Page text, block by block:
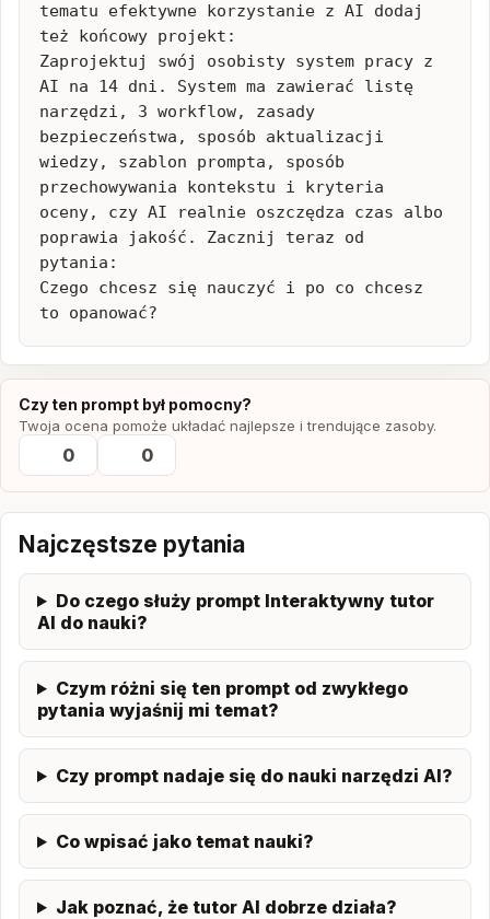
tematu efektywne korzystanie z AI dodaj
też końcowy projekt:
Zaprojektuj swój osobisty system pracy z
AI na 14 dni. System ma zawierać listę
narzędzi, 3 workflow, zasady
bezpieczeństwa, sposób aktualizacji
wiedzy, szablon prompta, sposób
przechowywania kontekstu i kryteria
oceny, czy AI realnie oszczędza czas albo
poprawia jakość. Zacznij teraz od
pytania:
Czego chcesz się nauczyć i po co chcesz
to opanować?
Czy ten prompt był pomocny?
Twoja ocena pomoże układać najlepsze i trendujące zasoby.
0 0
Najczęstsze pytania
Do czego służy prompt Interaktywny tutor
AI do nauki?
Czym różni się ten prompt od zwykłego
pytania wyjaśnij mi temat?
Czy prompt nadaje się do nauki narzędzi AI?
Co wpisać jako temat nauki?
Jak poznać, że tutor AI dobrze działa?